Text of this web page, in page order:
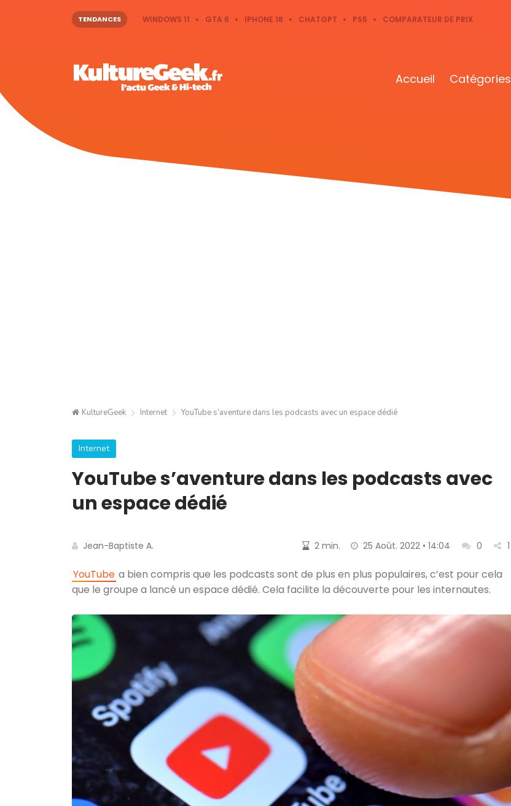
TENDANCES WINDOWS 11 GTA 6 IPHONE 18 CHATGPT PS5 COMPARATEUR DE PRIX
Accueil Catégories
KultureGeek Internet YouTube s’aventure dans les podcasts avec un espace dédié
Internet
YouTube s’aventure dans les podcasts avec
un espace dédié
Jean-Baptiste A. 2 min. 25 Août. 2022 • 14:04 0 1
YouTube a bien compris que les podcasts sont de plus en plus populaires, c’est pour cela
que le groupe a lancé un espace dédié. Cela facilite la découverte pour les internautes.